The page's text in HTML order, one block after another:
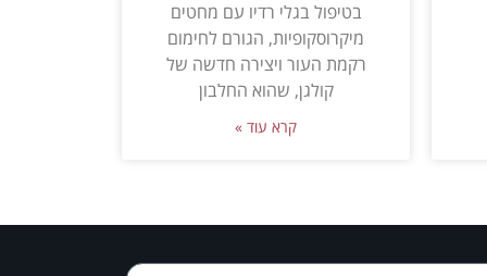
בטיפול בגלי רדיו עם מחטים
מיקרוסקופיות, הגורם לחימום
רקמת העור ויצירה חדשה של
קולגן, שהוא החלבון
קרא עוד »